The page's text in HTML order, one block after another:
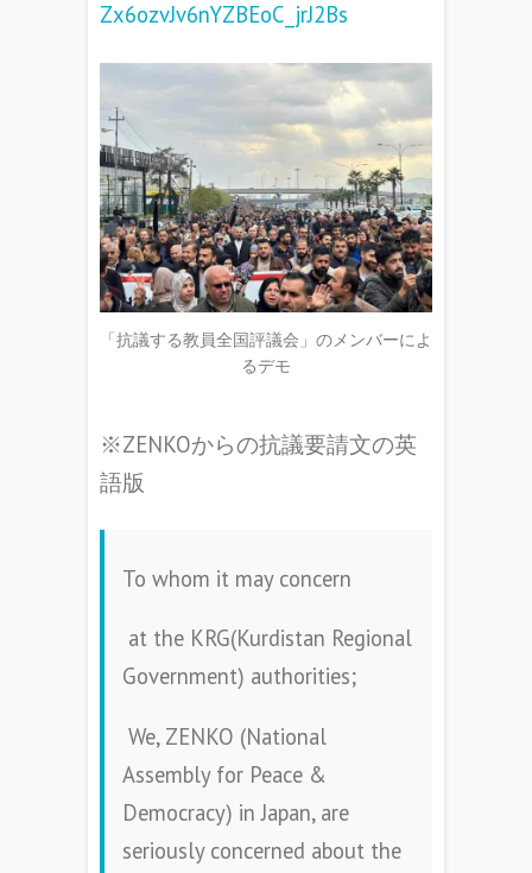
Zx6ozvJv6nYZBEoC_jrJ2Bs
「抗議する教員全国評議会」のメンバーによ
るデモ
※ZENKOからの抗議要請文の英
語版
To whom it may concern
at the KRG(Kurdistan Regional
Government) authorities;
We, ZENKO (National
Assembly for Peace &
Democracy) in Japan, are
seriously concerned about the